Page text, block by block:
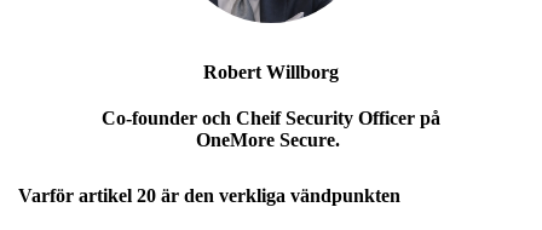
Robert Willborg
Co-founder och Cheif Security Officer på
OneMore Secure.
Varför artikel 20 är den verkliga vändpunkten